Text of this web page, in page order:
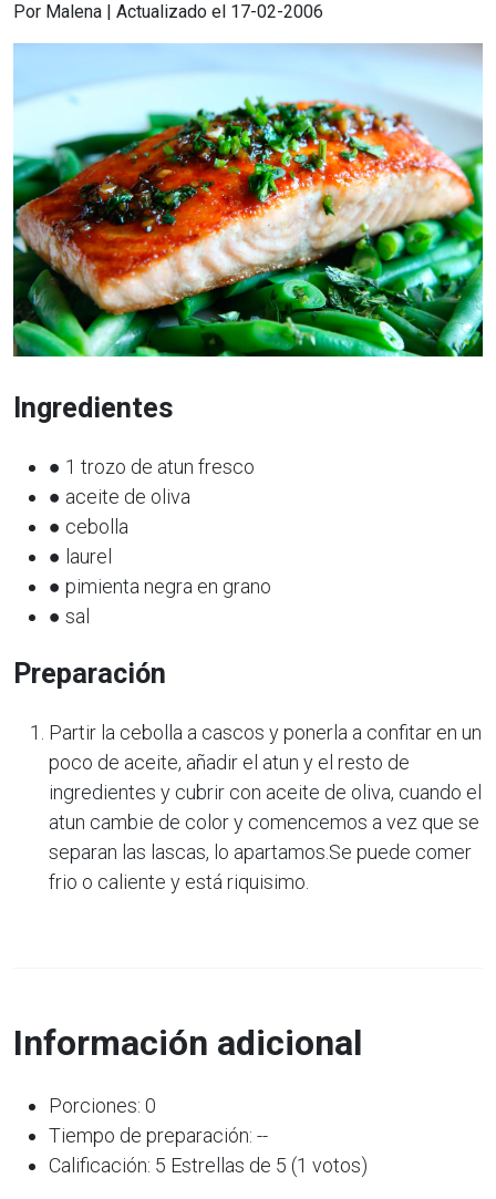
Por Malena | Actualizado el 17-02-2006
Ingredientes
● 1 trozo de atun fresco
● aceite de oliva
● cebolla
● laurel
● pimienta negra en grano
● sal
Preparación
Partir la cebolla a cascos y ponerla a confitar en un
poco de aceite, añadir el atun y el resto de
ingredientes y cubrir con aceite de oliva, cuando el
atun cambie de color y comencemos a vez que se
separan las lascas, lo apartamos.Se puede comer
frio o caliente y está riquisimo.
Información adicional
Porciones: 0
Tiempo de preparación: --
Calificación: 5 Estrellas de 5 (1 votos)